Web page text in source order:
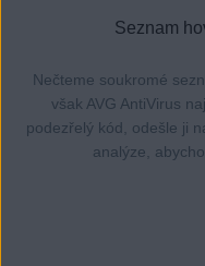
Seznam
Nečteme soukromé
však AVG AntiVirus
podezřelý kód, odešle ji
analýze,